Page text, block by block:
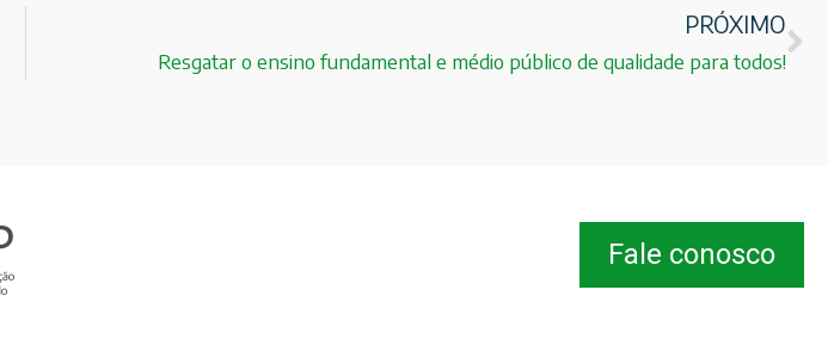
PRÓXIMO
Resgatar o ensino fundamental e médio público de qualidade para todos!
Fale conosco